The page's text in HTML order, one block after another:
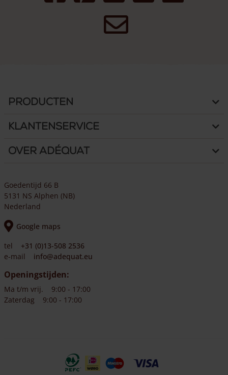
Producten
Klantenservice
Over Adéquat
Goedentijd 66 B
5131 NS Alphen (NB)
Nederland
Google maps
tel
+31 (0)13-508 2536
e-mail
info@adequat.eu
Openingstijden:
Ma t/m vrij.
9:00 - 17:00
Zaterdag
9:00 - 17:00